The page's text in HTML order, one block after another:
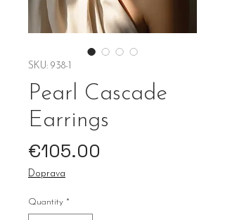
SKU: 938-1
Pearl Cascade
Earrings
€105.00
Doprava
Quantity *